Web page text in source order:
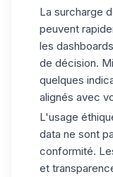
La surcharge
peuvent
les
de décision.
quelques
alignés avec
L'usage
data ne sont
conformité.
et